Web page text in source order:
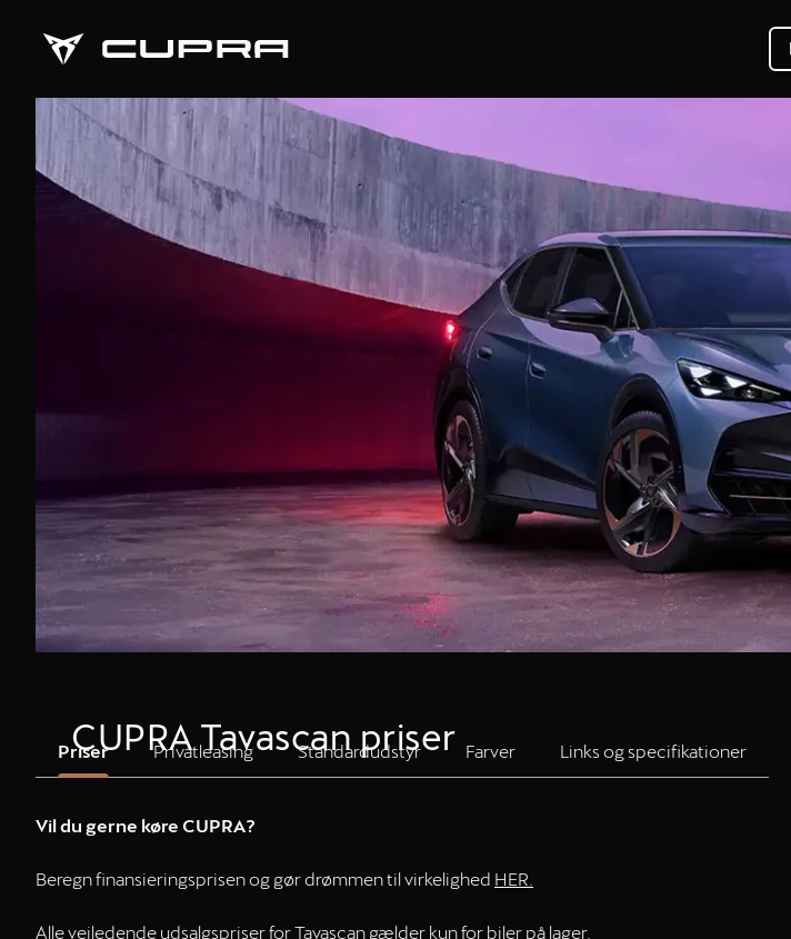
CUPRA Tavascan priser
Priser Privatleasing Standardudstyr Farver Links og specifikationer
Vil du gerne køre CUPRA?
Beregn finansieringsprisen og gør drømmen til virkelighed HER.
Alle vejledende udsalgspriser for Tavascan gælder kun for biler på lager.